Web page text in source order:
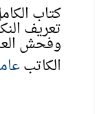
كتاب
تعريف
وفحش
الكاتب